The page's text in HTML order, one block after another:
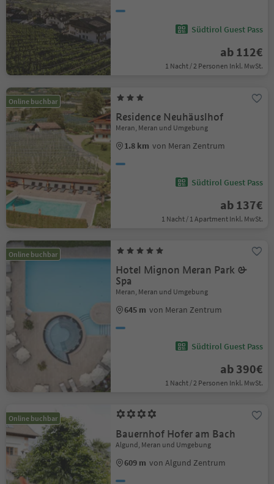
Südtirol Guest Pass
ab 112€
1 Nacht / 2 Personen Inkl. MwSt.
Online buchbar
Residence Neuhäuslhof
Meran, Meran und Umgebung
1.8 km von Meran Zentrum
Südtirol Guest Pass
ab 137€
1 Nacht / 1 Apartment Inkl. MwSt.
Online buchbar
Hotel Mignon Meran Park &
Spa
Meran, Meran und Umgebung
645 m von Meran Zentrum
Südtirol Guest Pass
ab 390€
1 Nacht / 2 Personen Inkl. MwSt.
Online buchbar
Bauernhof Hofer am Bach
Algund, Meran und Umgebung
609 m von Algund Zentrum